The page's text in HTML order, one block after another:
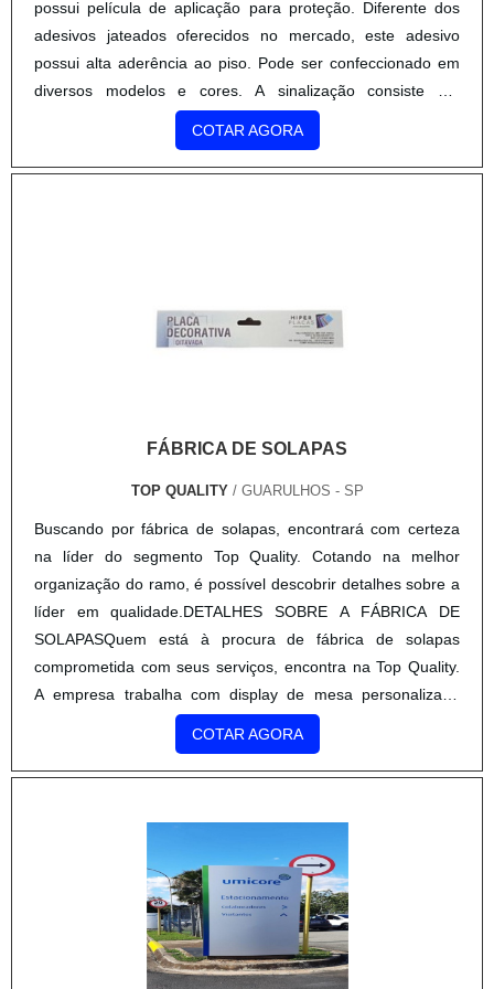
possui película de aplicação para proteção. Diferente dos
adesivos jateados oferecidos no mercado, este adesivo
possui alta aderência ao piso. Pode ser confeccionado em
diversos modelos e cores. A sinalização consiste em
elementos que têm no processo de adesivagem um de seus
principais pilares.Por mais que estacas e plataformas
metálicas se responsabilizam por compor a ergonomia de
adesivo de sinalização são:Escolas;Prédios;Eventos;Entre
outros locais.A principal função do adesivo de sinalização
seus processos de coloração, são usados tons considerados
destacam de maneira protagonista. É indicado buscar pelo
seu fornecimento através de uma empresa qualificada na
área para que tenha os melhores resultados..
COTAR AGORA
FÁBRICA DE SOLAPAS
TOP QUALITY/ GUARULHOS - SP
Buscando por fábrica de solapas, encontrará com certeza
na líder do segmento Top Quality. Cotando na melhor
organização do ramo, é possível descobrir detalhes sobre a
líder em qualidade.DETALHES SOBRE A FÁBRICA DE
SOLAPASQuem está à procura de fábrica de solapas
comprometida com seus serviços, encontra na Top Quality.
A empresa trabalha com display de mesa personalizado
papel e etiqueta com cordão, visando sempre a qualidade
final para a fidelização do cliente.Sem perder o foco na
fábrica de solapas, deve-se descartar empresas que não
futuros para os clientes.É importante lembrar que o produto
deve ser adquirido com empresas especializadas. Esse tipo
de cuidado ajuda a garantir a qualidade e durabilidade dos
materiais, além de evitar prejuízos com substituições
frequentes de produtos que não cumprem com suas
COTAR AGORA